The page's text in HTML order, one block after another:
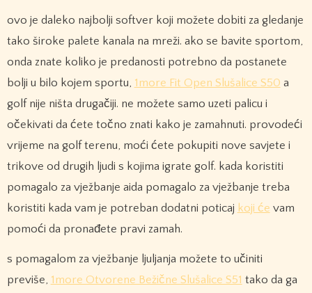
ovo je daleko najbolji softver koji možete dobiti za gledanje
tako široke palete kanala na mreži. ako se bavite sportom,
onda znate koliko je predanosti potrebno da postanete
bolji u bilo kojem sportu, 1more Fit Open Slušalice S50 a
golf nije ništa drugačiji. ne možete samo uzeti palicu i
očekivati ​​da ćete točno znati kako je zamahnuti. provodeći
vrijeme na golf terenu, moći ćete pokupiti nove savjete i
trikove od drugih ljudi s kojima igrate golf. kada koristiti
pomagalo za vježbanje aida pomagalo za vježbanje treba
koristiti kada vam je potreban dodatni poticaj koji će vam
pomoći da pronađete pravi zamah.
s pomagalom za vježbanje ljuljanja možete to učiniti
previše, 1more Otvorene Bežične Slušalice S51 tako da ga